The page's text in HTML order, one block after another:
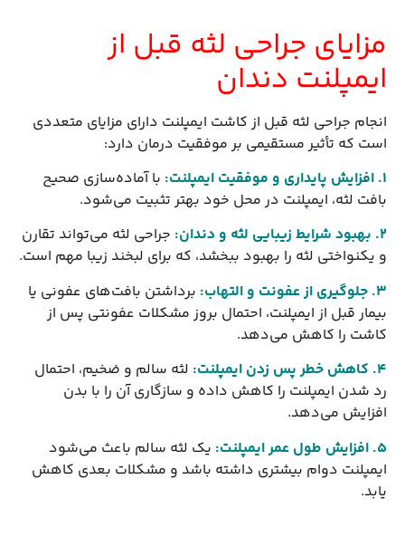
مزایای جراحی لثه قبل از
ایمپلنت دندان
انجام جراحی لثه قبل از کاشت ایمپلنت دارای مزایای متعددی
است که تأثیر مستقیمی بر موفقیت درمان دارد:
1. افزایش پایداری و موفقیت ایمپلنت
: با آماده‌سازی صحیح
بافت لثه، ایمپلنت در محل خود بهتر تثبیت می‌شود.
2. بهبود شرایط زیبایی لثه و دندان
: جراحی لثه می‌تواند تقارن
و یکنواختی لثه را بهبود ببخشد، که برای لبخند زیبا مهم است.
3. جلوگیری از عفونت و التهاب
: برداشتن بافت‌های عفونی یا
بیمار قبل از ایمپلنت، احتمال بروز مشکلات عفونتی پس از
کاشت را کاهش می‌دهد.
4. کاهش خطر پس زدن ایمپلنت
: لثه سالم و ضخیم، احتمال
رد شدن ایمپلنت را کاهش داده و سازگاری آن را با بدن
افزایش می‌دهد.
5. افزایش طول عمر ایمپلنت
: یک لثه سالم باعث می‌شود
ایمپلنت دوام بیشتری داشته باشد و مشکلات بعدی کاهش
یابد.